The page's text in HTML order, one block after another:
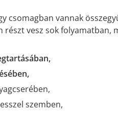
csomagban vannak
részt vesz sok folyamatban,
szemben,